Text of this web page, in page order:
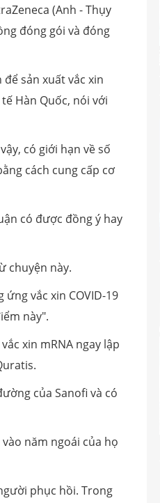
(Anh - Thụy
đóng gói và đóng
sản xuất vắc xin
Hàn Quốc, nói với
có giới hạn về số
cách cung cấp cơ
có được đồng ý hay
chuyện này.
vắc xin COVID-19
này".
xin mRNA ngay lập
của Sanofi và có
năm ngoái của họ
phục hồi. Trong